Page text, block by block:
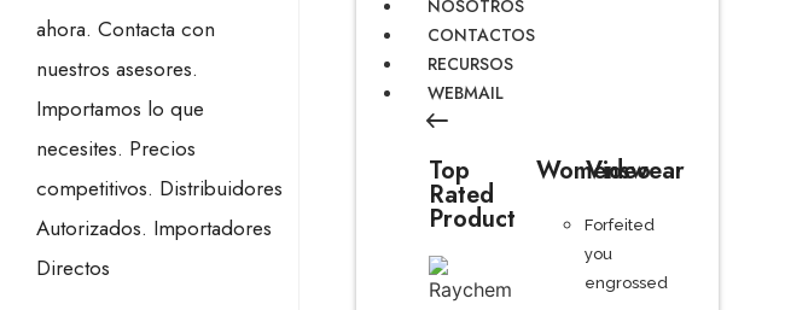
ahora. Contacta con
nuestros asesores.
Importamos lo que
necesites. Precios
competitivos. Distribuidores
Autorizados. Importadores
Directos
NOSOTROS
CONTACTOS
RECURSOS
WEBMAIL
Top
Rated
Product
Womenswear
Forfeited
you
engrossed
Video